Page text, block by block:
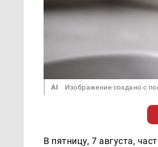
AI Изображение создано с
В пятницу, 7 августа,